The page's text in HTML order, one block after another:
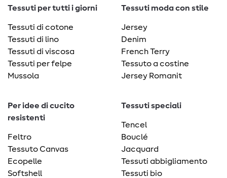
Tessuti per tutti i giorni
Tessuti di cotone
Tessuti di lino
Tessuti di viscosa
Tessuti per felpe
Mussola
Tessuti moda con stile
Jersey
Denim
French Terry
Tessuto a costine
Jersey Romanit
Per idee di cucito
resistenti
Feltro
Tessuto Canvas
Ecopelle
Softshell
Tessuti speciali
Tencel
Bouclé
Jacquard
Tessuti abbigliamento
Tessuti bio